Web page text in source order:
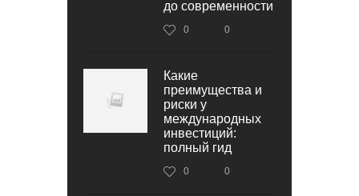
до современности
0 0
Какие
преимущества и
риски у
международных
инвестиций:
полный гид
0 0